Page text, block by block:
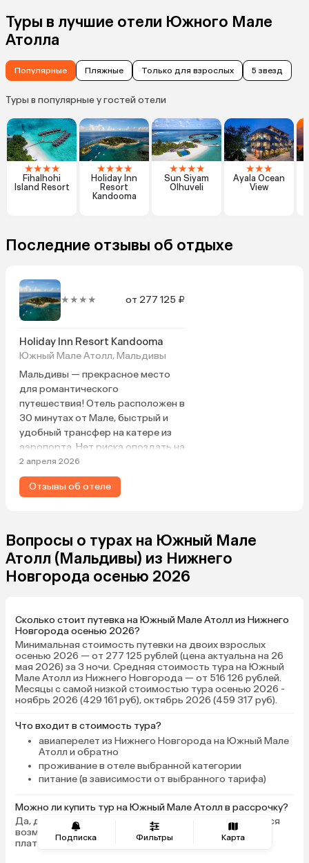
Подписка Фильтры Карта
Туры в лучшие отели Южного Мале
Атолла
Популярные Пляжные Только для взрослых 5 звезд
Туры в популярные у гостей отели
★★★★
Fihalhohi
Island Resort
★★★★
Holiday Inn
Resort
Kandooma
★★★★
Sun Siyam
Olhuveli
★★★
Ayala Ocean
View
Последние отзывы об отдыхе
★★★★ от 277 125 ₽
Holiday Inn Resort Kandooma
Южный Мале Атолл, Мальдивы
Мальдивы — прекрасное место
для романтического
путешествия! Отель расположен в
30 минутах от Мале, быстрый и
удобный трансфер на катере из
аэропорта. Нет риска опоздать на
самолет. Благожелательный и
вежливый персонал, есть
русскоговорящие сотрудники на
благоустроенная территория с
тропической экзотикой, большие
бассейны, несколько пляжей на
любой вкус, много водных
черепахам, есть джет-ски.
Скучать было некогда! Номер
чистый, комфортный, полностью
оснащен всем, ежедневная
уборка и смена полотенец.
Питание оцениваю на четверку,
сам небольшой поклонник
азиатской кухни, но голодать не
приходилось. Почему-то
официанты были не такие
внимательные и расторопные, как
остальной персонал, но это не
пребывание оставило только
самые наилучшие впечатления,
очень рекомендую!
2 апреля 2026
Отзывы об отеле
Вопросы о турах на Южный Мале
Атолл (Мальдивы) из Нижнего
Новгорода осенью 2026
Сколько стоит путевка на Южный Мале Атолл из Нижнего
Новгорода осенью 2026?
Минимальная стоимость путевки на двоих взрослых
осенью 2026 — от 277 125 рублей (цена актуальна на 26
мая 2026) за 3 ночи. Средняя стоимость тура на Южный
Мале Атолл из Нижнего Новгорода — от 516 126 рублей.
Месяцы с самой низкой стоимостью тура осенью 2026 -
ноябрь 2026 (429 161 руб), октябрь 2026 (459 317 руб).
Что входит в стоимость тура?
авиаперелет из Нижнего Новгорода на Южный Мале
Атолл и обратно
проживание в отеле выбранной категории
питание (в зависимости от выбранного тарифа)
Можно ли купить тур на Южный Мале Атолл в рассрочку?
Да, для большей части предложений предоставляется
возможность оплаты тура частями с рассрочкой
платежа.